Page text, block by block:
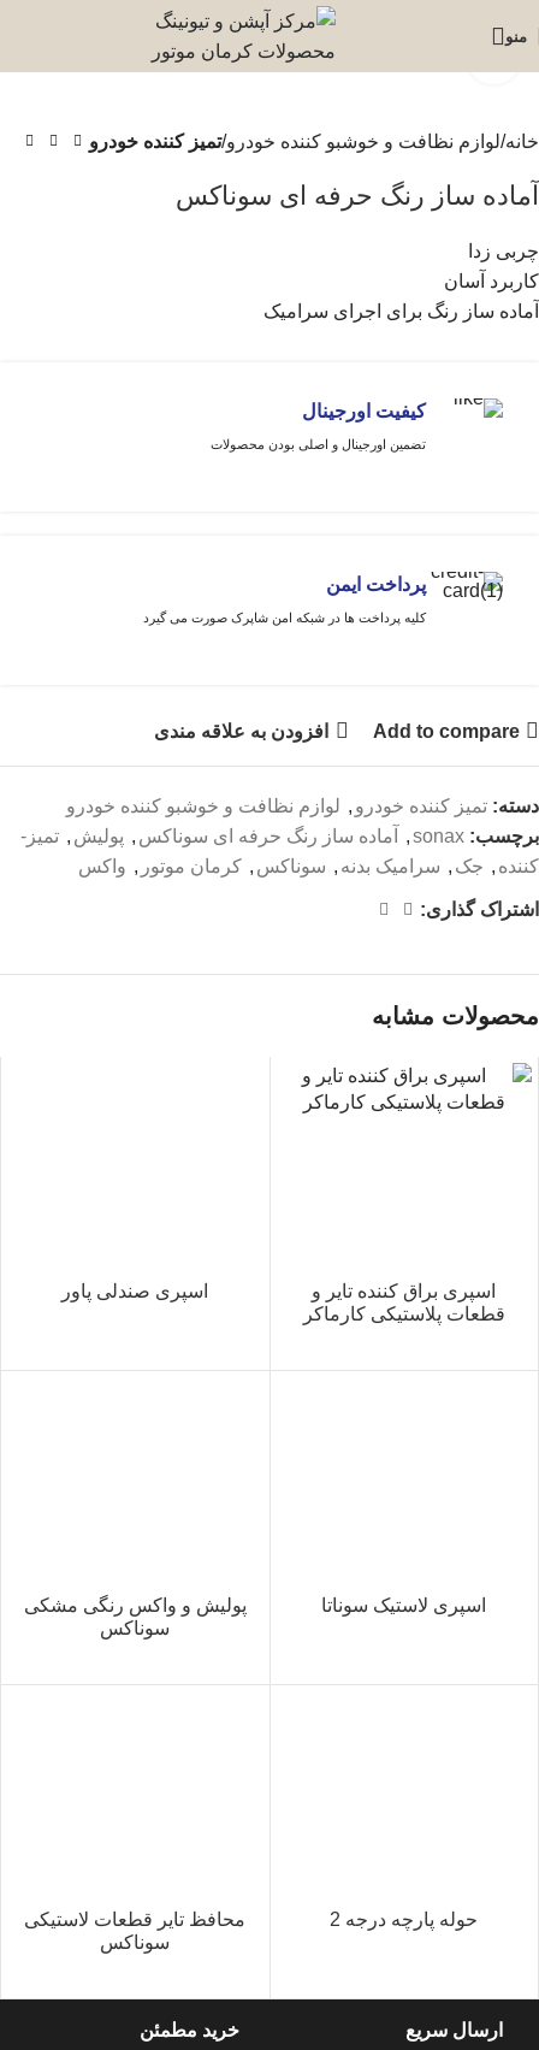
منو
برای بزرگنمایی کلیک کنید
خانه لوازم نظافت و خوشبو کننده خودرو تمیز کننده خودرو
آماده ساز رنگ حرفه ای سوناکس
چربی زدا
کاربرد آسان
آماده ساز رنگ برای اجرای سرامیک
کیفیت اورجینال
تضمین اورجینال و اصلی بودن محصولات
پرداخت ایمن
کلیه پرداخت ها در شبکه امن شاپرک صورت می گیرد
Add to compare افزودن به علاقه مندی
دسته: تمیز کننده خودرو , لوازم نظافت و خوشبو کننده خودرو
برچسب: sonax
, آماده ساز رنگ حرفه ای سوناکس , پولیش , تمیز-
کننده , جک , سرامیک بدنه , سوناکس , کرمان موتور , واکس
اشتراک گذاری:
محصولات مشابه
اسپری براق کننده تایر و
قطعات پلاستیکی کارماکر
اسپری صندلی پاور
اسپری لاستیک سوناتا
پولیش و واکس رنگی مشکی
سوناکس
حوله پارچه درجه 2
محافظ تایر قطعات لاستیکی
سوناکس
ارسال سریع
خرید مطمئن